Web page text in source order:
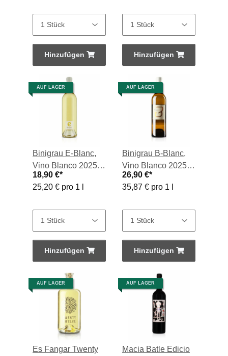
Hinzufügen Hinzufügen
AUF LAGER
Binigrau E-Blanc,
Vino Blanco 2025,
0,75-l-Flasche
18,90 €*
25,20 € pro 1 l
Hinzufügen
AUF LAGER
Binigrau B-Blanc,
Vino Blanco 2025,
0,75-l-Flasche
26,90 €*
35,87 € pro 1 l
Hinzufügen
AUF LAGER
Es Fangar Twenty
AUF LAGER
Macia Batle Edicio